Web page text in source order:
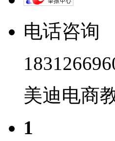
电话咨询
美迪电商
1